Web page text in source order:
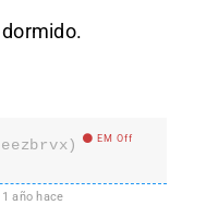
EM Off
1 año hace